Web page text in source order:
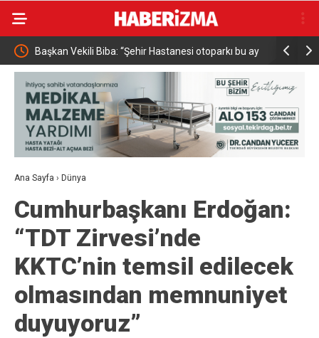
Biba: “Şehir Hastanesi otoparkı bu ay Sağlık Bakanı Memişoğlu
Denetledi
Ana Sayfa › Dünya
Cumhurbaşkanı Erdoğan:
“TDT Zirvesi’nde
KKTC’nin temsil edilecek
olmasından memnuniyet
duyuyoruz”